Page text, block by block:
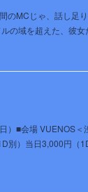
MCじゃ、話し足
の域を超えた、彼
）■会場 VUENOS＜
別）当日3,000円（